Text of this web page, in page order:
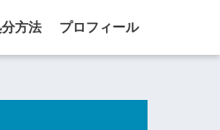
方法 プロフィール